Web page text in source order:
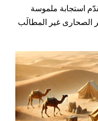
استجابة ملموسة
الصحارى غير المطالَب